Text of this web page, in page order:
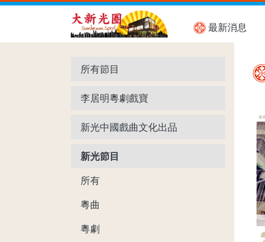
最新消息
所有節目
李居明粵劇戲寶
新光中國戲曲文化出品
新光節目
所有
粵曲
粵劇